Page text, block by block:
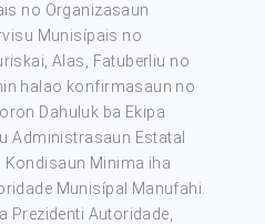
no Organizasaun
Munisípais no
Alas, Fatuberliu no
halao konfirmasaun no
Dahuluk ba Ekipa
Administrasaun Estatal
Kondisaun Minima iha
Munisípal Manufahi.
Prezidenti Autoridade,